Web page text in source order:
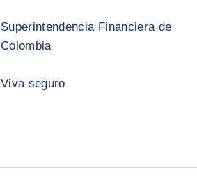
Superintendencia Financiera de
Colombia
Viva seguro